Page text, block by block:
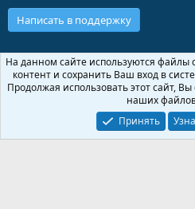
Написать в поддержку
Russian (RU)
Обратная связь
Условия и правила
Политика конфиденциальности
Community platform by XenForo ® © 2010-
На данном сайте используются файлы
контент и сохранить Ваш вход в
Продолжая использовать этот сайт,
наших
Принять